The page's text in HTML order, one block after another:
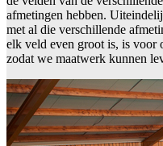
afmetingen hebben.
met al die verschillende
elk veld even groot is, is voor
zodat we maatwerk kunnen